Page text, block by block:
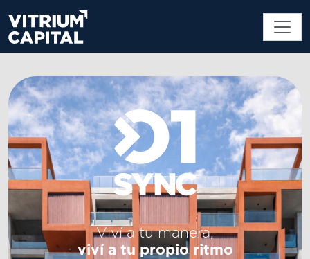
Viví a tu manera,
viví a tu propio ritmo